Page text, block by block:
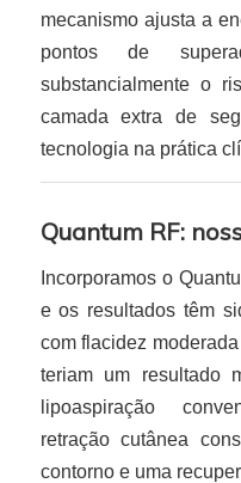
mecanismo ajusta a
pontos de
substancialmente o
camada extra de
tecnologia na prática
Quantum RF:
Incorporamos o
e os resultados têm
com flacidez
teriam um resultado
lipoaspiração
retração cutânea
contorno e uma